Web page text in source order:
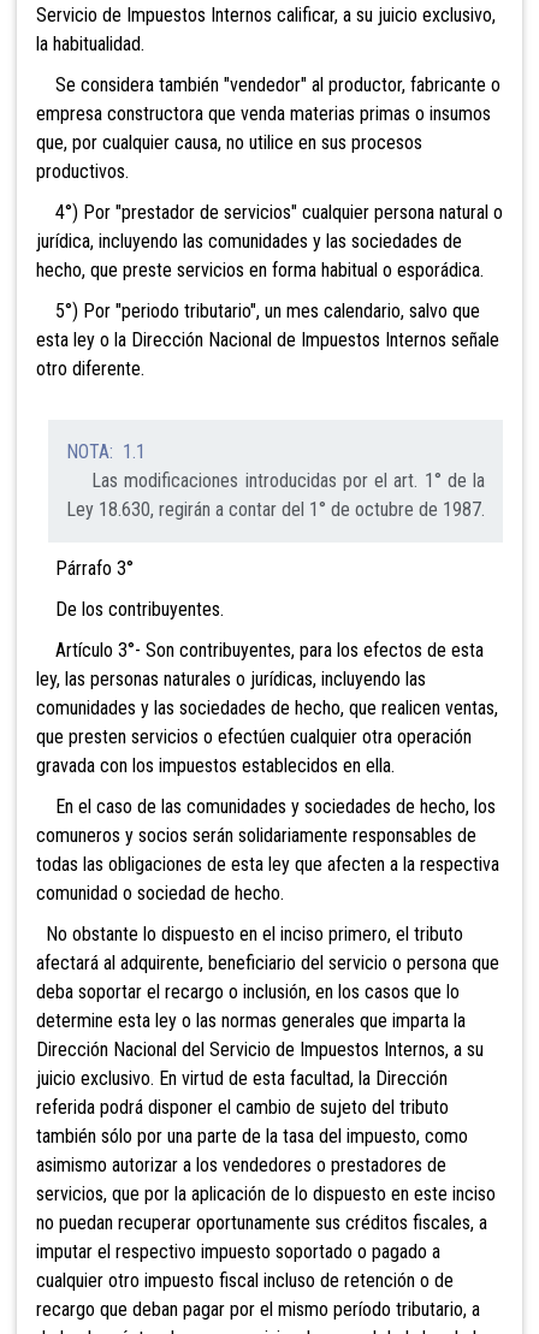
Servicio de Impuestos Internos calificar, a su juicio exclusivo,
la habitualidad.
Se considera también "vendedor" al productor, fabricante o
empresa constructora que venda materias primas o insumos
que, por cualquier causa, no utilice en sus procesos
productivos.
4°) Por "prestador de servicios" cualquier persona natural o
jurídica, incluyendo las comunidades y las sociedades de
hecho, que preste servicios en forma habitual o esporádica.
5°) Por "periodo tributario", un mes calendario, salvo que
esta ley o la Dirección Nacional de Impuestos Internos señale
otro diferente.
NOTA: 1.1
Las modificaciones introducidas por el art. 1° de la
Ley 18.630, regirán a contar del 1° de octubre de 1987.
Párrafo 3°
De los contribuyentes.
Artículo 3°- Son contribuyentes, para los efectos de esta
ley, las personas naturales o jurídicas, incluyendo las
comunidades y las sociedades de hecho, que realicen ventas,
que presten servicios o efectúen cualquier otra operación
gravada con los impuestos establecidos en ella.
En el caso de las comunidades y sociedades de hecho, los
comuneros y socios serán solidariamente responsables de
todas las obligaciones de esta ley que afecten a la respectiva
comunidad o sociedad de hecho.
No obstante lo dispuesto en el inciso primero, el tributo
afectará al adquirente, beneficiario del servicio o persona que
deba soportar el recargo o inclusión, en los casos que lo
determine esta ley o las normas generales que imparta la
Dirección Nacional del Servicio de Impuestos Internos, a su
juicio exclusivo. En virtud de esta facultad, la Dirección
referida podrá disponer el cambio de sujeto del tributo
también sólo por una parte de la tasa del impuesto, como
asimismo autorizar a los vendedores o prestadores de
servicios, que por la aplicación de lo dispuesto en este inciso
no puedan recuperar oportunamente sus créditos fiscales, a
imputar el respectivo impuesto soportado o pagado a
cualquier otro impuesto fiscal incluso de retención o de
recargo que deban pagar por el mismo período tributario, a